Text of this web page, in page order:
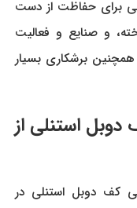
برای حفاظت از دست
و صنایع و فعالیت
برشکاری بسیار
استنلی از
کف دوبل استنلی در